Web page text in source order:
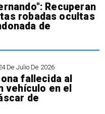
Recuperan
robadas ocultas
de
De Julio De 2026
fallecida al
vehículo en el
de